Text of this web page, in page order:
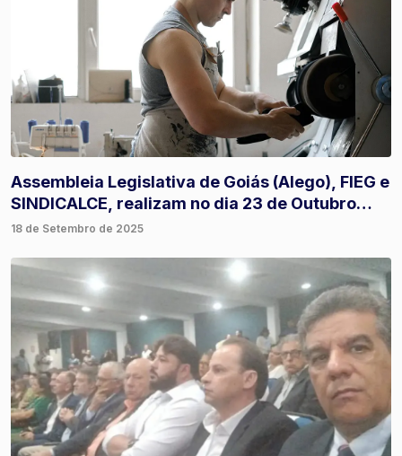
Assembleia Legislativa de Goiás (Alego), FIEG e
SINDICALCE, realizam no dia 23 de Outubro
uma importante homenagem ao Sapateiro.
18 de Setembro de 2025